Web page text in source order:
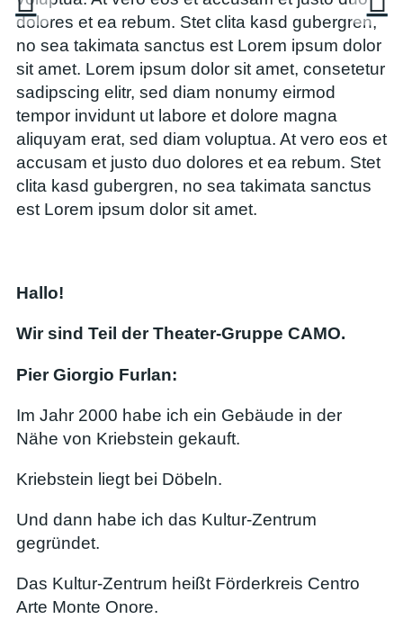
dolores et ea rebum. Stet clita kasd gubergren,
no sea takimata sanctus est Lorem ipsum dolor
sit amet. Lorem ipsum dolor sit amet, consetetur
sadipscing elitr, sed diam nonumy eirmod
tempor invidunt ut labore et dolore magna
aliquyam erat, sed diam voluptua. At vero eos et
accusam et justo duo dolores et ea rebum. Stet
clita kasd gubergren, no sea takimata sanctus
est Lorem ipsum dolor sit amet.
Hallo!
Wir sind Teil der Theater-Gruppe CAMO.
Pier Giorgio Furlan:
Im Jahr 2000 habe ich ein Gebäude in der
Nähe von Kriebstein gekauft.
Kriebstein liegt bei Döbeln.
Und dann habe ich das Kultur-Zentrum
gegründet.
Das Kultur-Zentrum heißt Förderkreis Centro
Arte Monte Onore.